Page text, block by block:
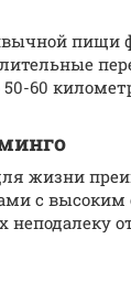
пищи
60
жизни
с высоким
неподалеку